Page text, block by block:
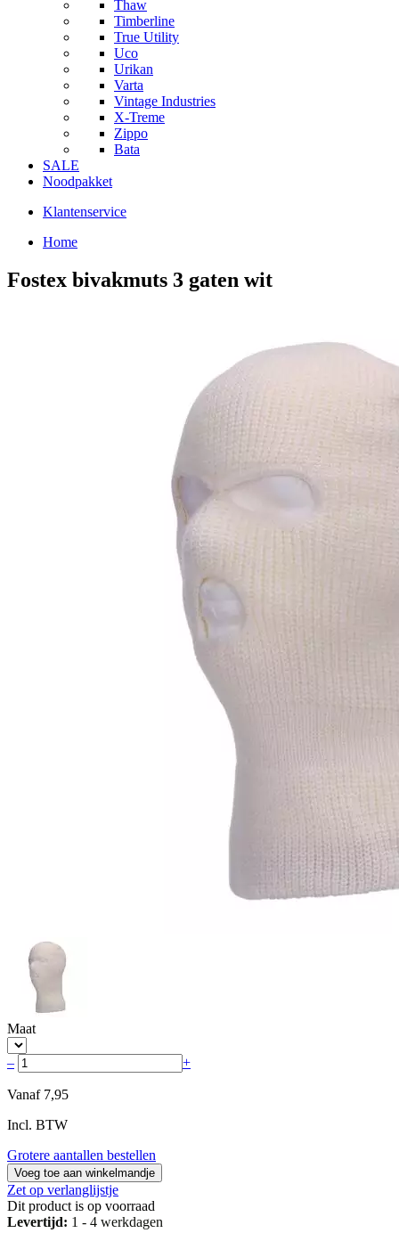
Thaw
Timberline
True Utility
Uco
Urikan
Varta
Vintage Industries
X-Treme
Zippo
Bata
SALE
Noodpakket
Klantenservice
Home
Fostex bivakmuts 3 gaten wit
Maat
– +
Vanaf 7,95
Incl. BTW
Grotere aantallen bestellen
Voeg toe aan winkelmandje
Zet op verlanglijstje
Dit product is op voorraad
Levertijd: 1 - 4 werkdagen